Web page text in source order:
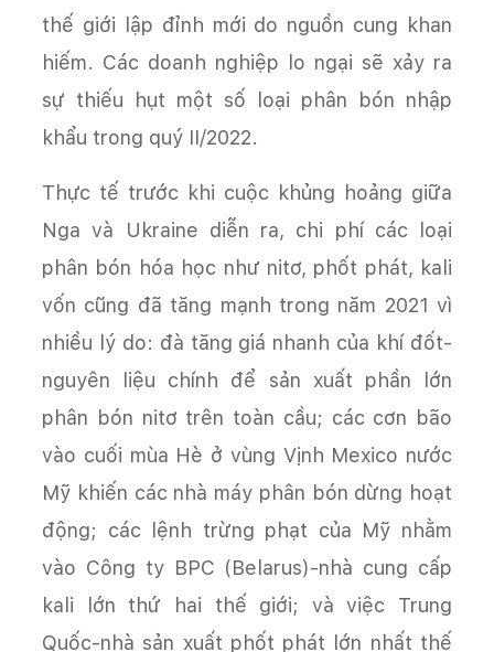
thế giới lập đỉnh mới do nguồn cung khan
hiếm. Các doanh nghiệp lo ngại sẽ xảy ra
sự thiếu hụt một số loại phân bón nhập
khẩu trong quý II/2022.
Thực tế trước khi cuộc khủng hoảng giữa
Nga và Ukraine diễn ra, chi phí các loại
phân bón hóa học như nitơ, phốt phát, kali
vốn cũng đã tăng mạnh trong năm 2021 vì
nhiều lý do: đà tăng giá nhanh của khí đốt-
nguyên liệu chính để sản xuất phần lớn
phân bón nitơ trên toàn cầu; các cơn bão
vào cuối mùa Hè ở vùng Vịnh Mexico nước
Mỹ khiến các nhà máy phân bón dừng hoạt
động; các lệnh trừng phạt của Mỹ nhằm
vào Công ty BPC (Belarus)-nhà cung cấp
kali lớn thứ hai thế giới; và việc Trung
Quốc-nhà sản xuất phốt phát lớn nhất thế